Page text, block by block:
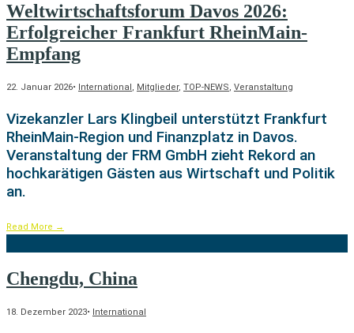
Weltwirtschaftsforum Davos 2026:
Erfolgreicher Frankfurt RheinMain-
Empfang
22. Januar 2026• International, Mitglieder, TOP-NEWS, Veranstaltung
Vizekanzler Lars Klingbeil unterstützt Frankfurt
RheinMain-Region und Finanzplatz in Davos.
Veranstaltung der FRM GmbH zieht Rekord an
hochkarätigen Gästen aus Wirtschaft und Politik
an.
Read More →
Chengdu, China
18. Dezember 2023• International